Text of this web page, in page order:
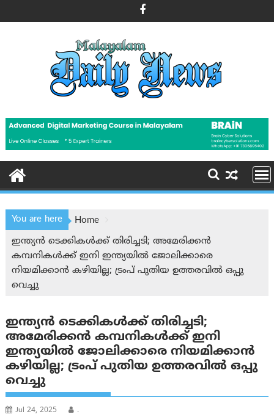
to
You are here
Home
ഇന്ത്യന്‍ ടെക്കികള്‍ക്ക് തിരിച്ചടി; അമേരിക്കന്‍
കമ്പനികള്‍ക്ക് ഇനി ഇന്ത്യയില്‍ ജോലിക്കാരെ
നിയമിക്കാന്‍ കഴിയില്ല; ട്രം‌പ് പുതിയ ഉത്തരവില്‍ ഒപ്പു
വെച്ചു
ഇന്ത്യന്‍ ടെക്കികള്‍ക്ക് തിരിച്ചടി;
അമേരിക്കന്‍ കമ്പനികള്‍ക്ക് ഇനി
ഇന്ത്യയില്‍ ജോലിക്കാരെ നിയമിക്കാന്‍
കഴിയില്ല; ട്രം‌പ് പുതിയ ഉത്തരവില്‍ ഒപ്പു
വെച്ചു
Jul 24, 2025 .